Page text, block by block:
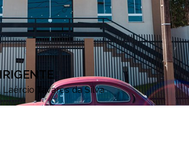
Laércio Tavares da Silva